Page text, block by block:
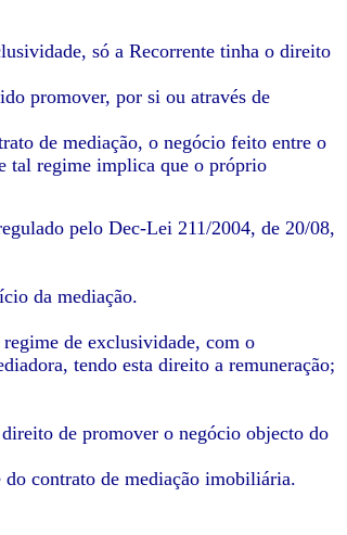
só a Recorrente tinha o direito
promover, por si ou através de
de mediação, o negócio feito entre o
tal regime implica que o próprio
pelo Dec-Lei 211/2004, de 20/08,
da mediação.
de exclusividade, com o
tendo esta direito a remuneração;
de promover o negócio objecto do
do contrato de mediação imobiliária.